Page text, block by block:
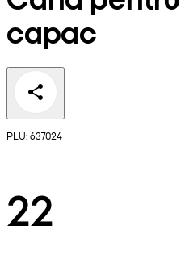
capac
PLU: 637024
22